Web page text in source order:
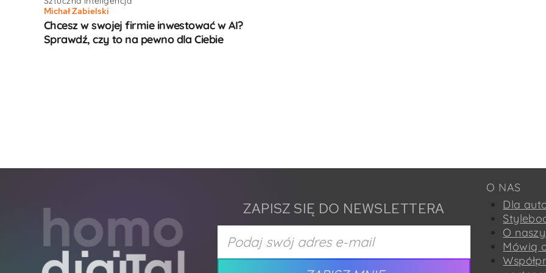
Michał Zabielski
Chcesz w swojej firmie inwestować w AI?
Sprawdź, czy to na pewno dla Ciebie
ZAPISZ SIĘ DO NEWSLETTERA
O NAS
Dla
O
Mówią o